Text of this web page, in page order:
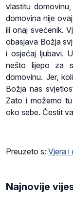
vlastitu
domovina nije
ili onaj svećenik.
obasjava Božja
i osjećaj ljubavi.
nešto lijepo za
domovinu. Jer,
Božja nas
Zato i možemo
oko sebe. Čestit
Preuzeto s: Vjera i
Najnovije